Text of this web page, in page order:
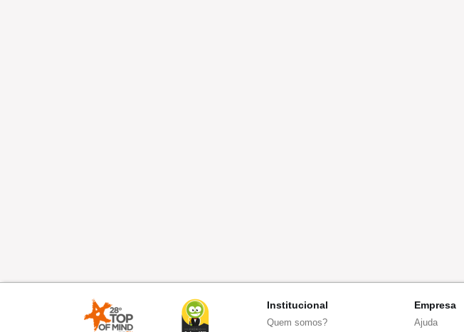
Institucional
Quem somos?
Empresa
Ajuda